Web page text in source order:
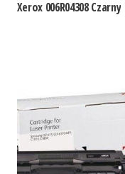
Xerox 006R04308 Czarny